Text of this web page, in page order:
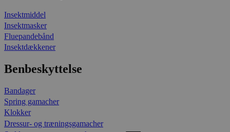
Insektmiddel
Insektmasker
Fluepandebånd
Insektdækkener
Benbeskyttelse
Bandager
Spring gamacher
Klokker
Dressur- og træningsgamacher